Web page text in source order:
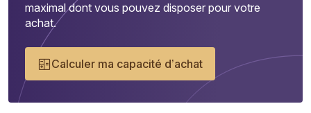
maximal dont vous pouvez disposer pour votre
achat.
Calculer ma capacité d’achat